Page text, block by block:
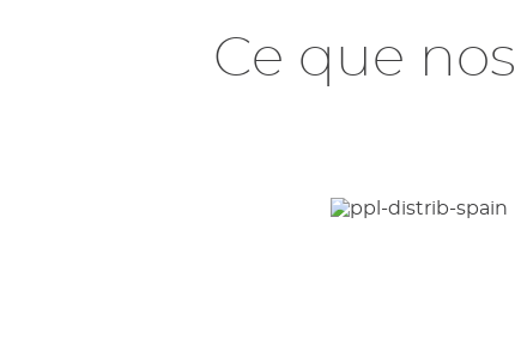
Ce que